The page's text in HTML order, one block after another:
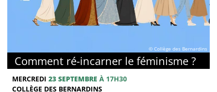
© Collège des Bernardins
Comment ré-incarner le féminisme ?
MERCREDI 23 SEPTEMBRE À 17H30
COLLÈGE DES BERNARDINS